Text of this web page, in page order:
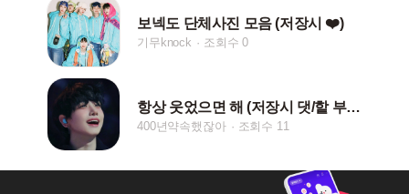
보넥도 단체사진 모음 (저장시 ❤️)
기무knock 조회수 0
항상 웃었으면 해 (저장시 댓/핱 부탁드려요)
400년약속했잖아 조회수 11